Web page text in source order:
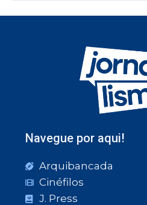
Navegue por aqui!
Arquibancada
Cinéfilos
J. Press